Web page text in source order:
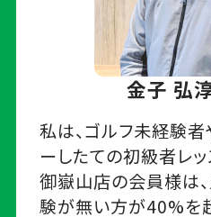
金子 弘
私は、ゴルフ未経験者
ーしたての初級者レッ
御嶽山店の会員様は
験が無い方が40%を超